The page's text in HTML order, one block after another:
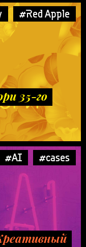
#Red Apple
35-го
#AI #cases